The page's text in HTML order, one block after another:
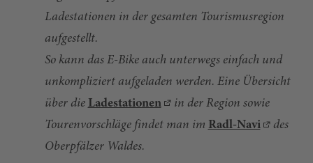
Ladestationen in der gesamten Tourismusregion
aufgestellt.
So kann das E-Bike auch unterwegs einfach und
unkompliziert aufgeladen werden. Eine Übersicht
über die Ladestationen
in der Region sowie
Tourenvorschläge findet man im Radl-Navi
des
Oberpfälzer Waldes.